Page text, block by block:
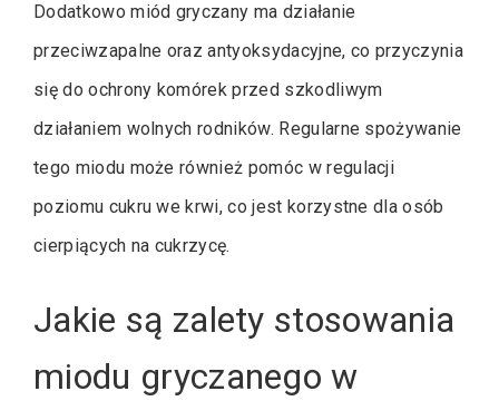
Dodatkowo miód gryczany ma działanie
przeciwzapalne oraz antyoksydacyjne, co przyczynia
się do ochrony komórek przed szkodliwym
działaniem wolnych rodników. Regularne spożywanie
tego miodu może również pomóc w regulacji
poziomu cukru we krwi, co jest korzystne dla osób
cierpiących na cukrzycę.
Jakie są zalety stosowania
miodu gryczanego w